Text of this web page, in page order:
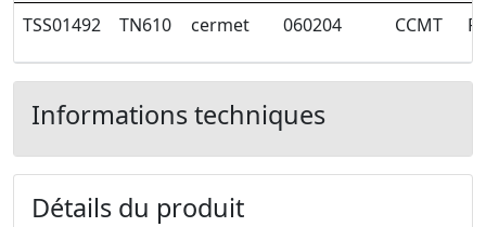
TSS01492
TN610 cermet 060204 CCMT
Informations techniques
Détails du produit